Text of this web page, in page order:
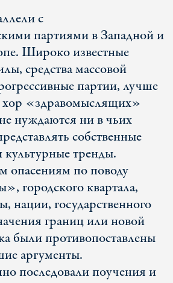
с
партиями в Западной и
Широко известные
средства массовой
партии, лучше
хор «здравомыслящих»
нуждаются ни в чьих
собственные
культурные тренды.
опасениям по поводу
городского квартала,
нации, государственного
границ или новой
были противопоставлены
аргументы.
последовали поучения и